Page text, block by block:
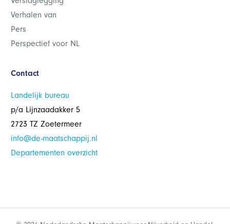
Verhalen van
Pers
Perspectief voor NL
Contact
Landelijk bureau
p/a Lijnzaadakker 5
2723 TZ Zoetermeer
info@de-maatschappij.nl
Departementen overzicht